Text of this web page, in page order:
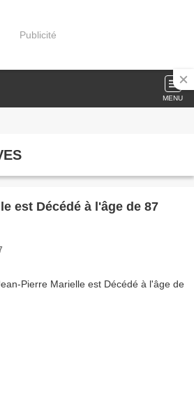
Publicité
MENU
est Décédé à l'âge de 87